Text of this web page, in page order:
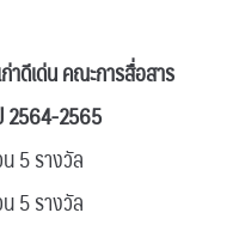
ดีเด่น คณะการสื่อสาร
2564-2565
รางวัล
รางวัล